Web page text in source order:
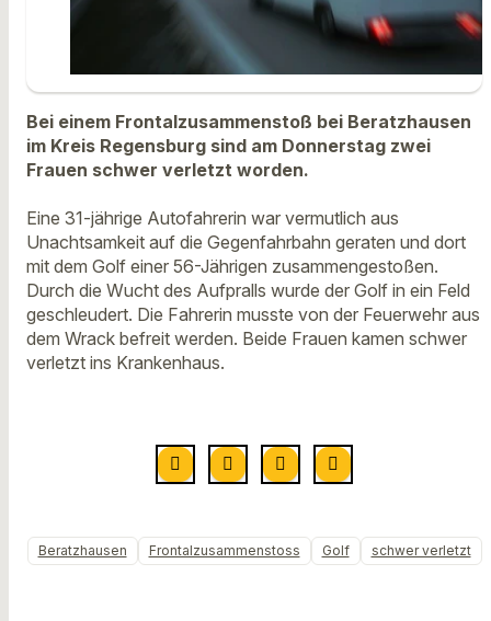
Bei einem Frontalzusammenstoß bei Beratzhausen
im Kreis Regensburg sind am Donnerstag zwei
Frauen schwer verletzt worden.
Eine 31-jährige Autofahrerin war vermutlich aus
Unachtsamkeit auf die Gegenfahrbahn geraten und dort
mit dem Golf einer 56-Jährigen zusammengestoßen.
Durch die Wucht des Aufpralls wurde der Golf in ein Feld
geschleudert. Die Fahrerin musste von der Feuerwehr aus
dem Wrack befreit werden. Beide Frauen kamen schwer
verletzt ins Krankenhaus.
Beratzhausen Frontalzusammenstoss Golf schwer verletzt